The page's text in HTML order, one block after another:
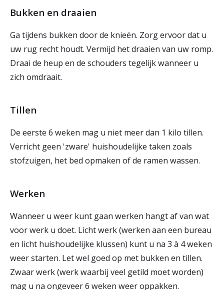
Bukken en draaien
Ga tijdens bukken door de knieën. Zorg ervoor dat u
uw rug recht houdt. Vermijd het draaien van uw romp.
Draai de heup en de schouders tegelijk wanneer u
zich omdraait.
Tillen
De eerste 6 weken mag u niet meer dan 1 kilo tillen.
Verricht geen 'zware' huishoudelijke taken zoals
stofzuigen, het bed opmaken of de ramen wassen.
Werken
Wanneer u weer kunt gaan werken hangt af van wat
voor werk u doet. Licht werk (werken aan een bureau
en licht huishoudelijke klussen) kunt u na 3 à 4 weken
weer starten. Let wel goed op met bukken en tillen.
Zwaar werk (werk waarbij veel getild moet worden)
mag u na ongeveer 6 weken weer oppakken.